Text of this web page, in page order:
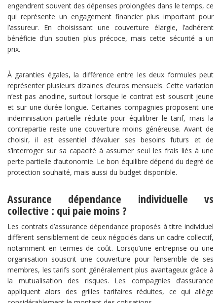
engendrent souvent des dépenses prolongées dans le temps, ce
qui représente un engagement financier plus important pour
l’assureur. En choisissant une couverture élargie, l’adhérent
bénéficie d’un soutien plus précoce, mais cette sécurité a un
prix.
À garanties égales, la différence entre les deux formules peut
représenter plusieurs dizaines d’euros mensuels. Cette variation
n’est pas anodine, surtout lorsque le contrat est souscrit jeune
et sur une durée longue. Certaines compagnies proposent une
indemnisation partielle réduite pour équilibrer le tarif, mais la
contrepartie reste une couverture moins généreuse. Avant de
choisir, il est essentiel d’évaluer ses besoins futurs et de
s’interroger sur sa capacité à assumer seul les frais liés à une
perte partielle d’autonomie. Le bon équilibre dépend du degré de
protection souhaité, mais aussi du budget disponible.
Assurance dépendance individuelle vs
collective : qui paie moins ?
Les contrats d’assurance dépendance proposés à titre individuel
diffèrent sensiblement de ceux négociés dans un cadre collectif,
notamment en termes de coût. Lorsqu’une entreprise ou une
organisation souscrit une couverture pour l’ensemble de ses
membres, les tarifs sont généralement plus avantageux grâce à
la mutualisation des risques. Les compagnies d’assurance
appliquent alors des grilles tarifaires réduites, ce qui allège